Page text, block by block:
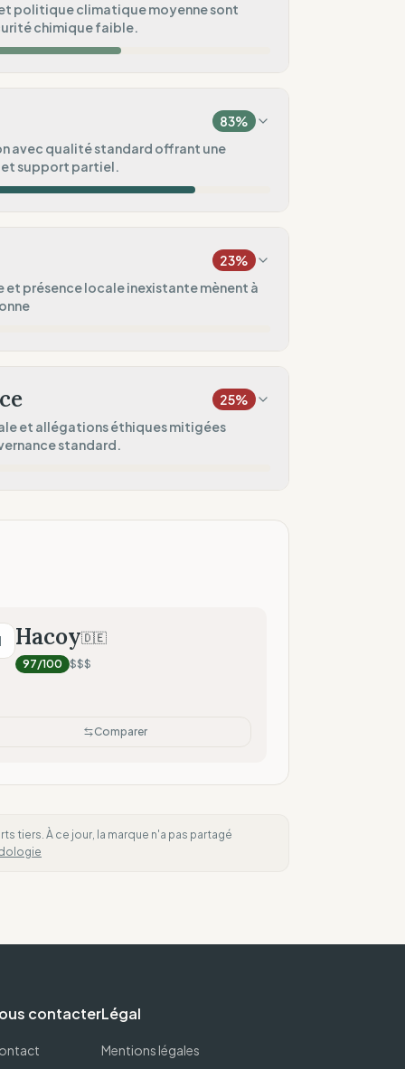
politique climatique moyenne sont
chimique faible.
83%
avec qualité standard offrant une
support partiel.
commande)
60%
23%
présence locale inexistante mènent à
25%
et allégations éthiques mitigées
standard.
Hacoy🇩🇪
97/100 $$$
Comparer
tiers. À ce jour, la marque n'a pas partagé
contacterLégal
Mentions légales